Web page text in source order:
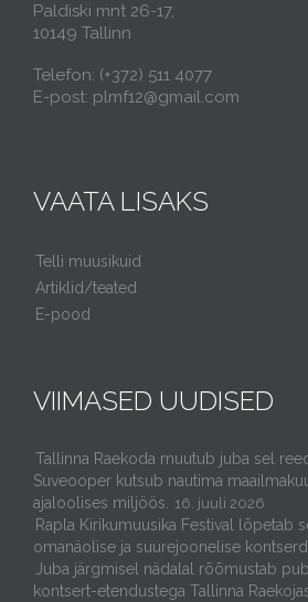
Paldiski mnt 26-17,
10149 Tallinn
Telefon: (+372) 511 4077
E-post: plmf12@gmail.com
VAATA LISAKS
Telli muusikuid
Artiklid/teated
E-pood
VIIMASED UUDISED
Tallinna Raekoda muutub juba sel
Suveooper kutsub nautima
ajaloolises miljöös.
16. juuli 2026
Rapla Kirikumuusika Festival lõpetab
omanäolise ja suurejoonelise
Juba järgmisel nädalal rõõmustab
kontsert-etendustega Tallinna